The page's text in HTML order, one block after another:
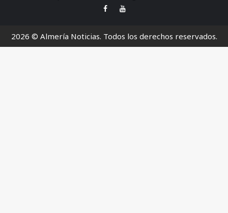
Facebook
Youtube
2026 © Almería Noticias. Todos los derechos reservados.